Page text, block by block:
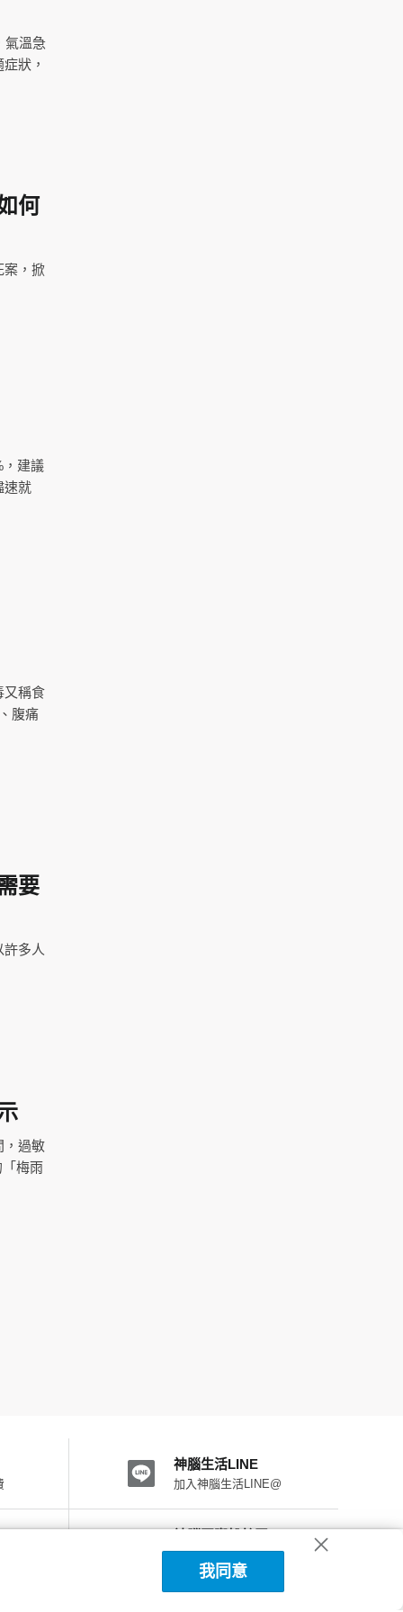
氣溫急
狀，
何
案，掀
，建議
速就
又稱食
腹痛
要
多人
，過敏
梅雨
神腦生活LINE
加入神腦生活LINE@
加入FB粉絲團
我同意